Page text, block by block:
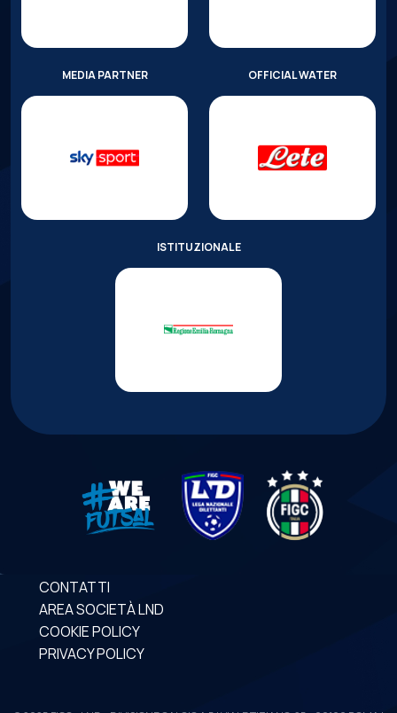
MEDIA PARTNER OFFICIAL WATER
ISTITUZIONALE
CONTATTI
AREA SOCIETÀ LND
COOKIE POLICY
PRIVACY POLICY